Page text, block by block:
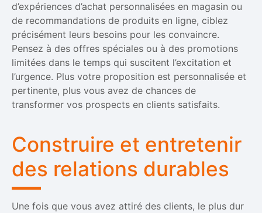
d’expériences d’achat personnalisées en magasin ou
de recommandations de produits en ligne, ciblez
précisément leurs besoins pour les convaincre.
Pensez à des offres spéciales ou à des promotions
limitées dans le temps qui suscitent l’excitation et
l’urgence. Plus votre proposition est personnalisée et
pertinente, plus vous avez de chances de
transformer vos prospects en clients satisfaits.
Construire et entretenir
des relations durables
Une fois que vous avez attiré des clients, le plus dur